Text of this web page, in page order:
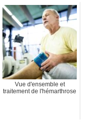
Vue d'ensemble et
traitement de l'hémarthrose